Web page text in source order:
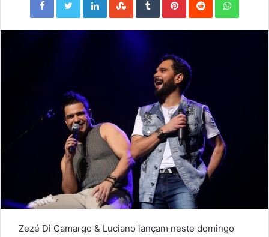
Zezé Di Camargo & Luciano lançam neste domingo